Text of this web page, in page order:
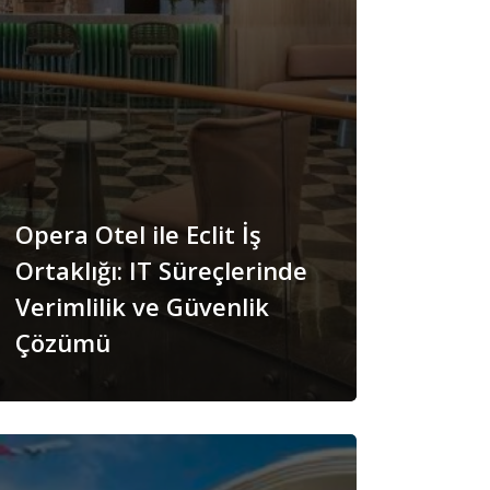
Opera Otel ile Eclit İş
Ortaklığı: IT Süreçlerinde
Verimlilik ve Güvenlik
Çözümü